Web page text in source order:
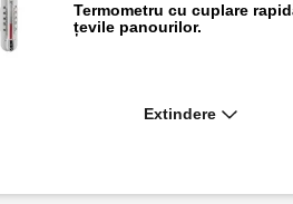
Termometru cu cuplare
țevile panourilor.
Kit de by-pass diferențial cu
Extindere